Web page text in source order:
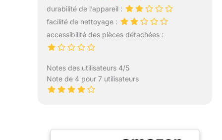
durabilité de l’appareil :
facilité de nettoyage :
accessibilité des pièces détachées :
Notes des utilisateurs 4/5
Note de 4 pour 7 utilisateurs